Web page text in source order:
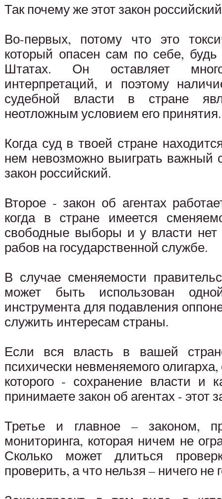
Так почему же этот закон
Во-первых, потому что это
который опасен сам по себе,
Штатах. Он оставляет
интерпретаций, и поэтому
судебной власти в стране
неотложным условием его принятия.
Когда суд в твоей стране
нем невозможно выиграть важный
закон российский.
Второе - закон об агентах
когда в стране имеется
свободные выборы и у власти нет
рабов на государственной службе.
В случае сменяемости
может быть использован
инструмента для подавления
служить интересам страны.
Если вся власть в вашей
психически невменяемого
которого - сохранение власти и
принимаете закон об агентах - этот
Третье и главное – законом,
мониторинга, которая ничем не
Сколько может длиться
проверить, а что нельзя – ничего не